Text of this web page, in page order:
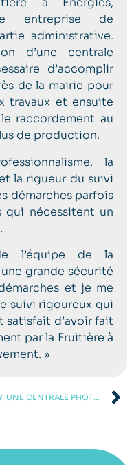
entreprise de
administrative.
d’une centrale
d’accomplir
de la mairie pour
travaux et ensuite
raccordement au
de production.
la
la rigueur du suivi
démarches parfois
qui nécessitent un
l’équipe de la
grande sécurité
et je me
suivi rigoureux qui
satisfait d’avoir fait
par la Fruitière à
»
PIREY, UNE CENTRALE PHOTOVOLTAÏQUE DE 6 KWC